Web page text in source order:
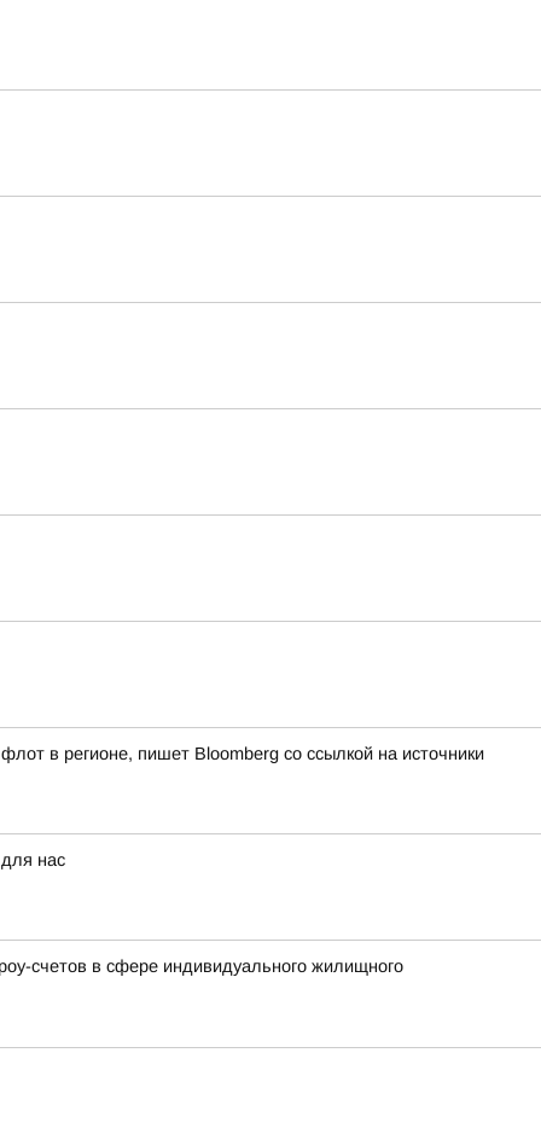
в регионе, пишет Bloomberg со ссылкой на источники
нас
счетов в сфере индивидуального жилищного